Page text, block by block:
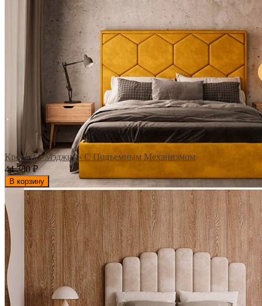
Кровать «Мэджик» С Подъемным Механизмом
44 380₽
В корзину